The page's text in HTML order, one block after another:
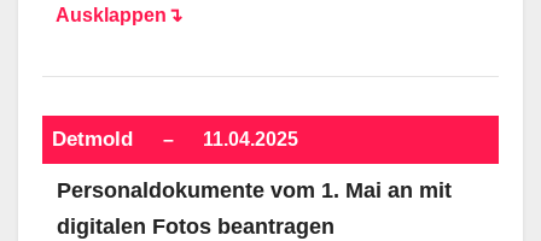
Ausklappen↴
Detmold – 11.04.2025
Personaldokumente vom 1. Mai an mit
digitalen Fotos beantragen